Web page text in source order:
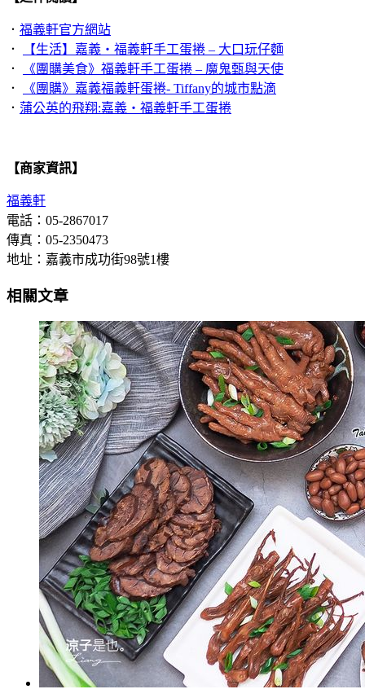
． 福義軒官方網站
．
【生活】嘉義‧福義軒手工蛋捲 – 大口玩仔麵
．
《團購美食》福義軒手工蛋捲 – 魔鬼甄與天使
．
《團購》嘉義福義軒蛋捲- Tiffany的城市點滴
． 蒲公英的飛翔:嘉義‧福義軒手工蛋捲
【商家資訊】
福義軒
電話：05-2867017
傳真：05-2350473
地址：嘉義市成功街98號1樓
相關文章